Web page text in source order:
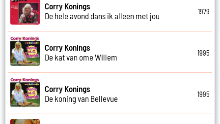
Corry Konings
De hele avond dans ik alleen met jou
1979
Corry Konings
De kat van ome Willem
1995
Corry Konings
De koning van Bellevue
1995